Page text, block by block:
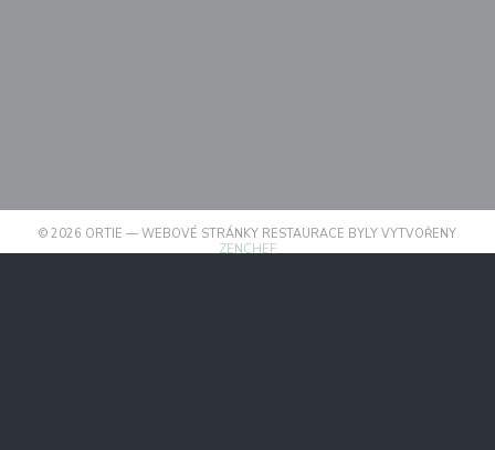
© 2026 ORTIE — WEBOVÉ STRÁNKY RESTAURACE BYLY VYTVOŘENY
ZENCHEF((OTEVŘE SE V NOVÉM OKNĚ))